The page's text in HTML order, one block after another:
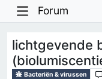
Forum
lichtgevende
Bacteriën & virussen